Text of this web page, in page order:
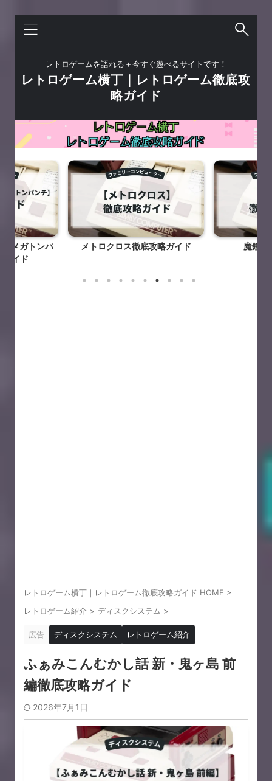
レトロゲームを語れる＋今すぐ遊べるサイトです！
レトロゲーム横丁｜レトロゲーム徹底攻
略ガイド
メガトンパ
ガイド
メトロクロス徹底攻略ガイド 魔鐘徹
レトロゲーム横丁｜レトロゲーム徹底攻略ガイド HOME >
レトロゲーム紹介 > ディスクシステム >
広告 ディスクシステム レトロゲーム紹介
ふぁみこんむかし話 新・鬼ヶ島 前
編徹底攻略ガイド
2026年7月1日